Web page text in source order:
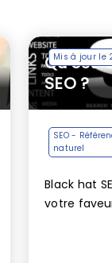
Mis à jour le
SEO ?
SEO -
naturel
Black hat
votre